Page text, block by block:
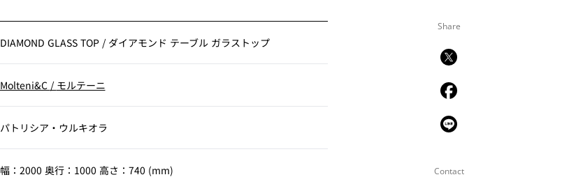
Share
Contact
DIAMOND GLASS TOP / ダイアモンド テーブル ガラストップ
Molteni&C / モルテーニ
パトリシア・ウルキオラ
幅：2000 奥行：1000 高さ：740 (mm)